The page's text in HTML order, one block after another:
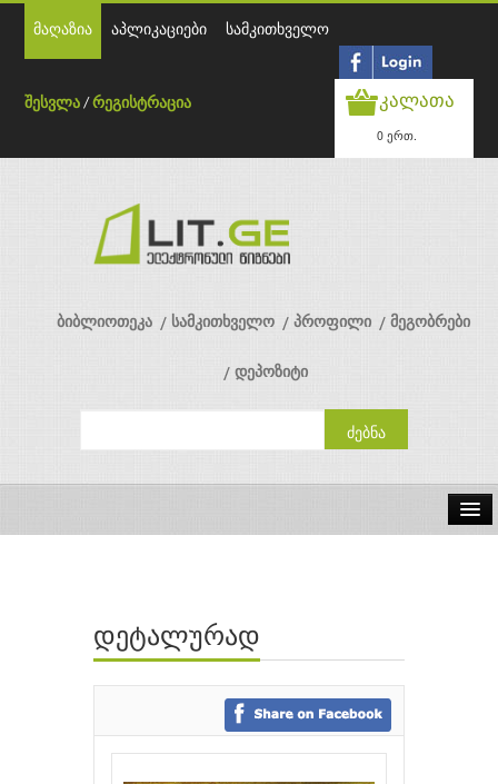
მაღაზია აპლიკაციები სამკითხველო
შესვლა /რეგისტრაცია კალათა
0 ერთ.
ბიბლიოთეკა სამკითხველო პროფილი მეგობრები
დეპოზიტი
ავტორები
გამომცემლობები
დეტალურად